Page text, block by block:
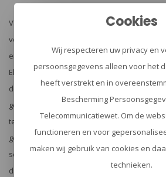
Van prototype tot serieproductie, alle
vervaardigd in de eigen
ervoor dat een constant hoog
Elke stap in het productieproces, van de
de productie tot de eindcontroles. Het wordt
gedefinieerd en regelmatig gecontroleerd
testcentra volgens internationale normen.
gecontroleerd voordat het de productie
serienummer dat vervolgens wordt
database van het bedrijf.
Cookies
Wij respecteren uw privacy en
persoonsgegevens alleen voor het
heeft verstrekt en in
Bescherming
Telecommunicatiewet. Om de
functioneren en voor
maken wij gebruik van cookies en
technieken.